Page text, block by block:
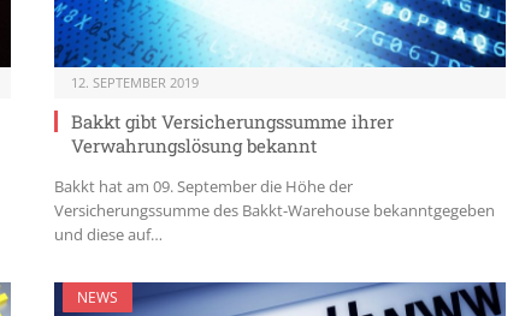
12. SEPTEMBER 2019
Bakkt gibt Versicherungssumme ihrer
Verwahrungslösung bekannt
Bakkt hat am 09. September die Höhe der
Versicherungssumme des Bakkt-Warehouse bekanntgegeben
und diese auf…
NEWS